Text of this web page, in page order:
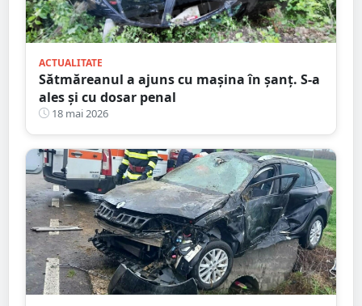
ACTUALITATE
Sătmăreanul a ajuns cu mașina în șanț. S-a
ales și cu dosar penal
18 mai 2026